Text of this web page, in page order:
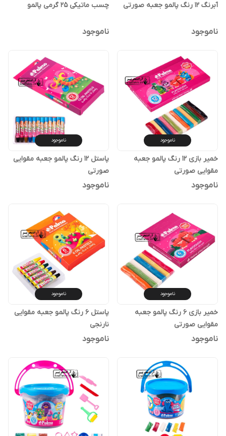
آبرنگ 12 رنگ پالمو جعبه صورتی
ناموجود
چسب ماتیکی 25 گرمی پالمو
ناموجود
ناموجود
خمیر بازی 12 رنگ پالمو جعبه
مقوایی صورتی
ناموجود
ناموجود
پاستل 12 رنگ پالمو جعبه مقوایی
صورتی
ناموجود
ناموجود
خمیر بازی 6 رنگ پالمو جعبه
مقوایی صورتی
ناموجود
ناموجود
پاستل 6 رنگ پالمو جعبه مقوایی
نارنجی
ناموجود